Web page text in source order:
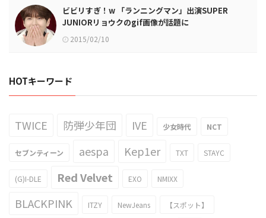
ビビリすぎ！w 「ランニングマン」出演SUPER
JUNIORリョウクのgif画像が話題に
2015/02/10
HOTキーワード
TWICE 防弾少年団 IVE 少女時代 NCT
セブンティーン aespa Kep1er TXT STAYC
(G)I-DLE Red Velvet EXO NMIXX
BLACKPINK ITZY NewJeans 【スポット】